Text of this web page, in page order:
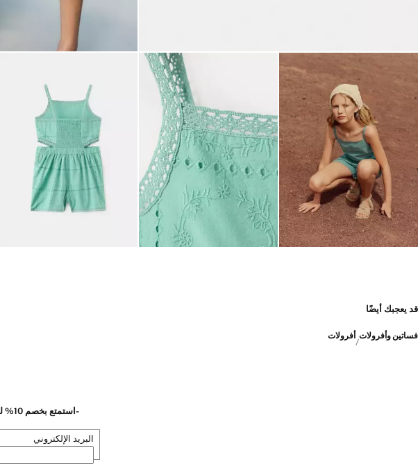
قد يعجبك أيضًا
فساتين وأفرولات أفرولات
-استمتع بخصم 10% لتسوقك القادم عند اشتراكك في نشرتنا الاخبارية
البريد الإلكتروني